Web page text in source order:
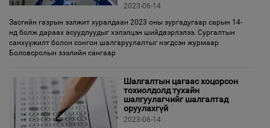
2023-06-14
Засгийн газрын ээлжит хуралдаан 2023 оны зургадугаар сарын 14-
нд болж дараах асуудлуудыг хэлэлцэн шийдвэрлэлээ. Сургалтын
санхүүжилт болон сонгон шалгаруулалтыг нэгдсэн журмаар
Боловсролын зээлийн сангаар
Шалгалтын цагаас хоцорсон
тохиолдолд тухайн
шалгуулагчийг шалгалтад
оруулахгүй
2023-06-14